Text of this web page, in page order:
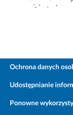
Ochrona danych
Udostępnianie
Ponowne